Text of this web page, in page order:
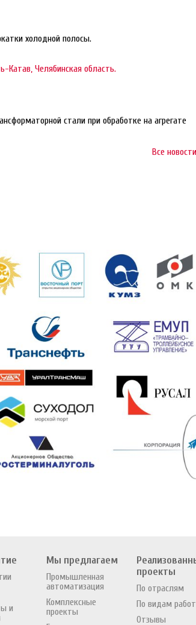
холодной полосы.
Катав, Челябинская область.
стали при обработке на агрегате
Все новости
и
Мы предлагаем
Промышленная
автоматизация
Комплексные
проекты
проекты
По отраслям
По видам работ
Отзывы